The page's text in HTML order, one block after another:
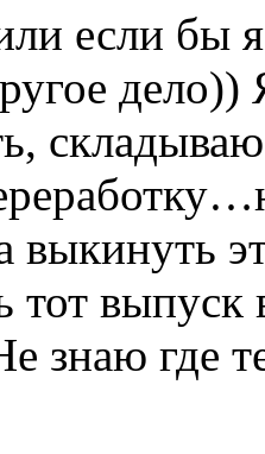
если бы
выкинуть
тот выпуск
знаю где